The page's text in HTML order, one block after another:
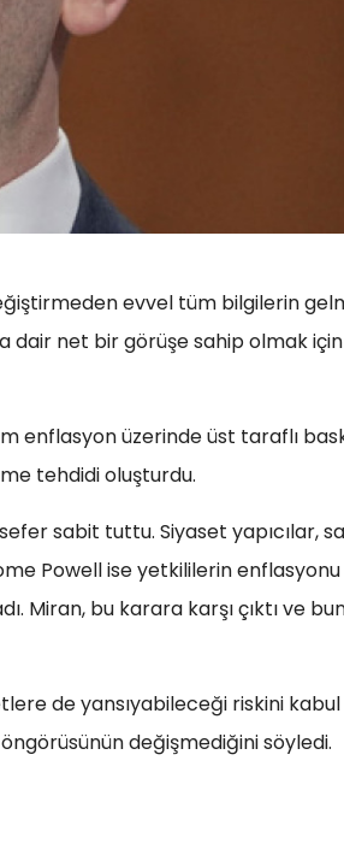
evvel tüm bilgilerin
dair net bir görüşe sahip olmak
enflasyon üzerinde üst taraflı
tehdidi oluşturdu.
sabit tuttu. Siyaset yapıcılar,
Powell ise yetkililerin enflasyonu
Miran, bu karara karşı çıktı ve
de yansıyabileceği riskini kabul
değişmediğini söyledi.